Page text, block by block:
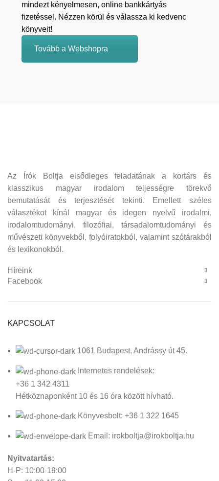
mindezt kényelmesen, online bankkártyás
fizetéssel. Nézzen körül és válassza ki kedvenc
könyveit!
Tovább a Webshopra
Az Írók Boltja elsődleges feladatának a kortárs és
klasszikus magyar irodalom teljességre törekvő
bemutatását és terjesztését tekinti. Emellett széles
választékot kínál magyar és idegen nyelvű irodalmi,
irodalomtudományi, filozófiai, társadalomtudományi és
művészeti könyvekből, folyóiratokból, valamint szótárakból
és lexikonokból.
Híreink
Facebook
KAPCSOLAT
1061 Budapest, Andrássy út 45.
Internetes rendelések:
+36 1 342 4311
Hétköznaponként 10 és 16 óra között hívható.
Könyvesbolt: +36 1 322 1645
Email: irokboltja@irokboltja.hu
Nyitvatartás:
H-P: 10:00-19:00